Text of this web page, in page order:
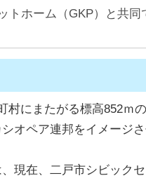
ホーム（GKP）と共
にまたがる標高852ｍ
オペア連邦をイメージ
現在、二戸市シビック